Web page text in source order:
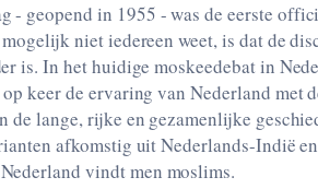
- geopend in 1955 - was de eerste
niet iedereen weet, is dat de
is. In het huidige moskeedebat in
keer de ervaring van Nederland met
de lange, rijke en gezamenlijke
afkomstig uit Nederlands-Indië
vindt men moslims.